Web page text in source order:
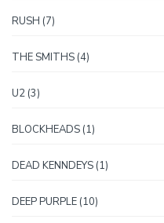
RUSH 77
THE SMITHS 44
U2 33
BLOCKHEADS 11
DEAD KENNDEYS 11
DEEP PURPLE 1010